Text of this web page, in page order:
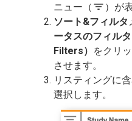
ニュー（ filter_list ）が
ソート&フィルタ
ータスのフィル
Filters） をクリ
させます。
リスティングに
選択します。